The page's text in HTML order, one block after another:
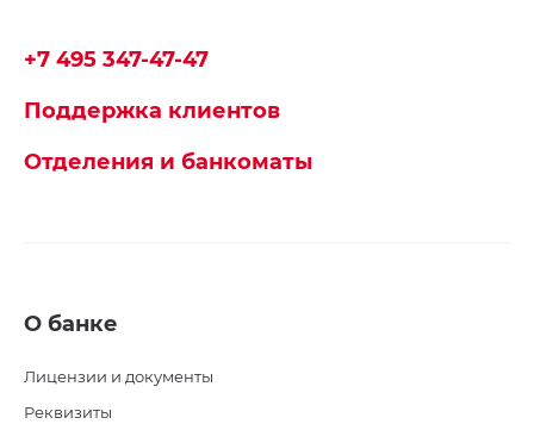
+7 495 347-47-47
Поддержка клиентов
Отделения и банкоматы
О банке
Лицензии и документы
Реквизиты